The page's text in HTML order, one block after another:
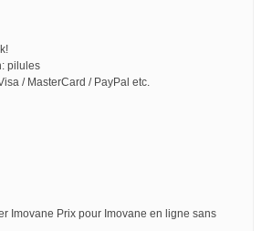
pilules
/ MasterCard / PayPal etc.
Imovane Prix pour Imovane en ligne sans